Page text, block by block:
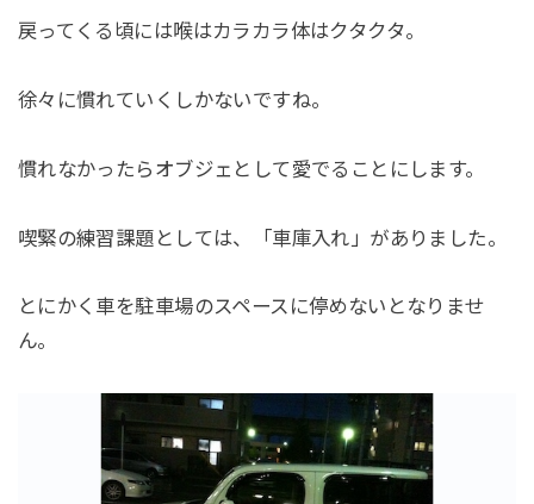
戻ってくる頃には喉はカラカラ体はクタクタ。
徐々に慣れていくしかないですね。
慣れなかったらオブジェとして愛でることにします。
喫緊の練習課題としては、「車庫入れ」がありました。
とにかく車を駐車場のスペースに停めないとなりませ
ん。